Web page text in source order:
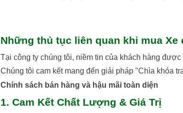
Những thủ tục liên quan khi mua
Tại công ty chúng tôi, niềm tin của khách hàng
Chúng tôi cam kết mang đến giải pháp "Chìa khóa
Chính sách bán hàng và hậu mãi toàn diện
1. Cam Kết Chất Lượng & Giá Trị